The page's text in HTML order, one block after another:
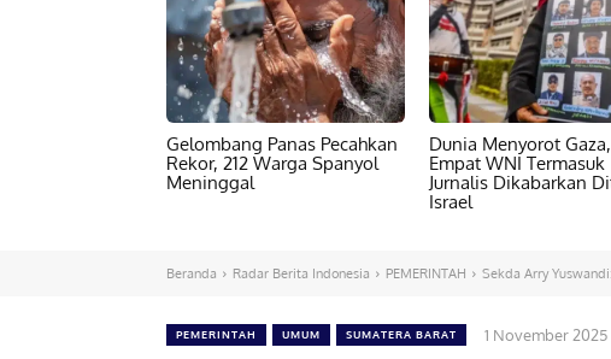
Gelombang Panas Pecahkan
Rekor, 212 Warga Spanyol
Meninggal
Dunia Menyorot Gaza,
Empat WNI Termasuk
Jurnalis Dikabarkan
Israel
Beranda Radar Berita Indonesia PEMERINTAH Sekda Arry
PEMERINTAH UMUM SUMATERA BARAT 1 November 2025